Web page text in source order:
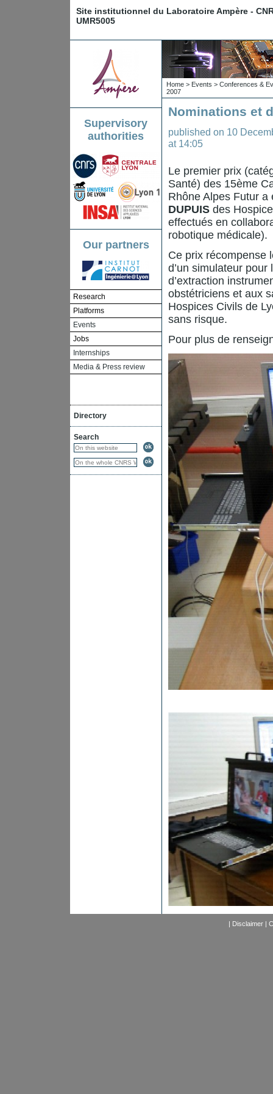
Site institutionnel du Laboratoire Ampère -
UMR5005
Supervisory
authorities
Our partners
Research
Platforms
Events
Jobs
Internships
Media & Press review
Directory
Search
Home > Events > Conferences &
2007
Nominations et
published on 10
at 14:05
Le premier prix
Santé) des 15ème
Rhône Alpes Futur
DUPUIS des
effectués en
robotique médicale).
Ce prix récompense
d’un simulateur
d’extraction
obstétriciens et aux
Hospices Civils de
sans risque.
Pour plus de
| Disclaimer|